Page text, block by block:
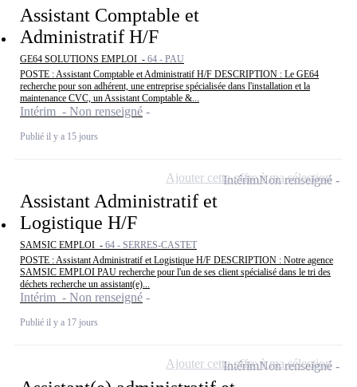
Assistant Comptable et
Administratif H/F
GE64 SOLUTIONS EMPLOI - 64 - PAU
POSTE : Assistant Comptable et Administratif H/F DESCRIPTION : Le GE64
recherche pour son adhérent, une entreprise spécialisée dans l'installation et la
maintenance CVC, un Assistant Comptable &...
Intérim - Non renseigné
Publié il y a 15 jours
Assistant Administratif et
Logistique H/F
SAMSIC EMPLOI - 64 - SERRES-CASTET
POSTE : Assistant Administratif et Logistique H/F DESCRIPTION : Notre agence
SAMSIC EMPLOI PAU recherche pour l'un de ses client spécialisé dans le tri des
déchets recherche un assistant(e)...
Intérim - Non renseigné
Publié il y a 17 jours
IntérimNon renseigné
Ajouter cette offre à ma sélection
IntérimNon renseigné
Ajouter cette offre à ma sélection